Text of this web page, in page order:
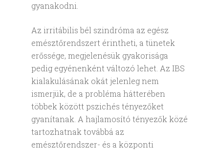
gyanakodni.
Az irritábilis bél szindróma az egész
emésztőrendszert érintheti, a tünetek
erőssége, megjelenésük gyakorisága
pedig egyénenként változó lehet. Az IBS
kialakulásának okát jelenleg nem
ismerjük, de a probléma hátterében
többek között pszichés tényezőket
gyanítanak. A hajlamosító tényezők közé
tartozhatnak továbbá az
emésztőrendszer- és a központi